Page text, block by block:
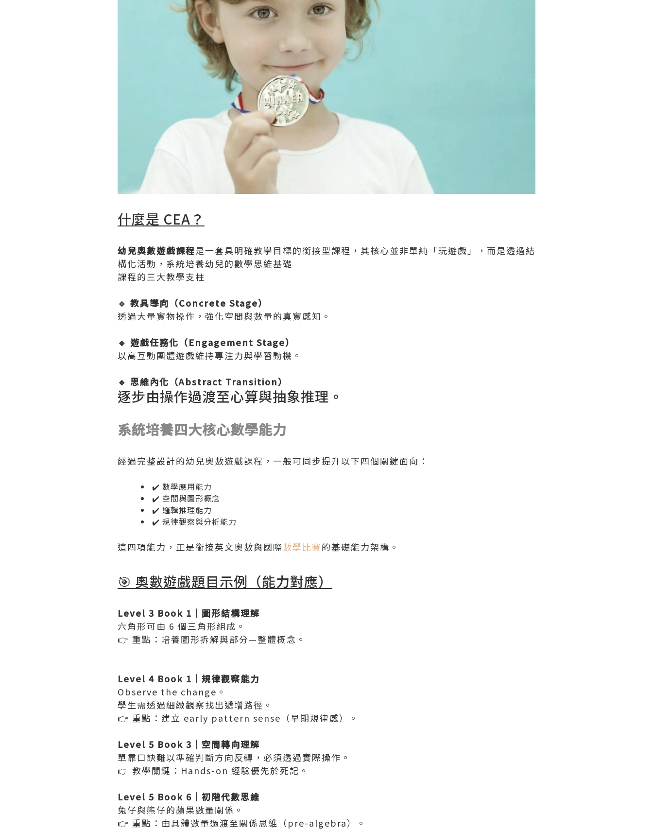
什麼是 CEA？
幼兒奧數遊戲課程是一套具明確教學目標的銜接型課程，其核心並非單純「玩遊戲」，而是透過結
構化活動，系統培養幼兒的數學思維基礎
課程的三大教學支柱
🔹 教具導向（Concrete Stage）
透過大量實物操作，強化空間與數量的真實感知。
🔹 遊戲任務化（Engagement Stage）
以高互動團體遊戲維持專注力與學習動機。
🔹 思維內化（Abstract Transition）
逐步由操作過渡至心算與抽象推理。
系統培養四大核心數學能力
經過完整設計的幼兒奧數遊戲課程，一般可同步提升以下四個關鍵面向：
✔️ 數學應用能力
✔️ 空間與圖形概念
✔️ 邏輯推理能力
✔️ 規律觀察與分析能力
這四項能力，正是銜接英文奧數與國際數學比賽的基礎能力架構。
🎯 奧數遊戲題目示例（能力對應）
Level 3 Book 1｜圖形結構理解
六角形可由 6 個三角形組成。
👉 重點：培養圖形拆解與部分—整體概念。
Level 4 Book 1｜規律觀察能力
Observe the change。
學生需透過細緻觀察找出遞增路徑。
👉 重點：建立 early pattern sense（早期規律感）。
Level 5 Book 3｜空間轉向理解
單靠口訣難以準確判斷方向反轉，必須透過實際操作。
👉 教學關鍵：Hands-on 經驗優先於死記。
Level 5 Book 6｜初階代數思維
兔仔與熊仔的蘋果數量關係。
👉 重點：由具體數量過渡至關係思維（pre-algebra）。